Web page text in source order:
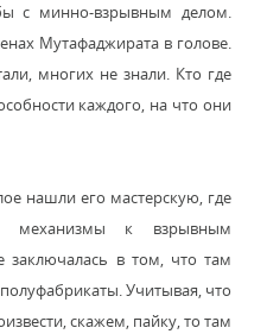
с минно-взрывным делом.
Мутафаджирата в голове.
многих не знали. Кто где
каждого, на что они
нашли его мастерскую, где
механизмы к взрывным
заключалась в том, что там
Учитывая, что
скажем, пайку, то там